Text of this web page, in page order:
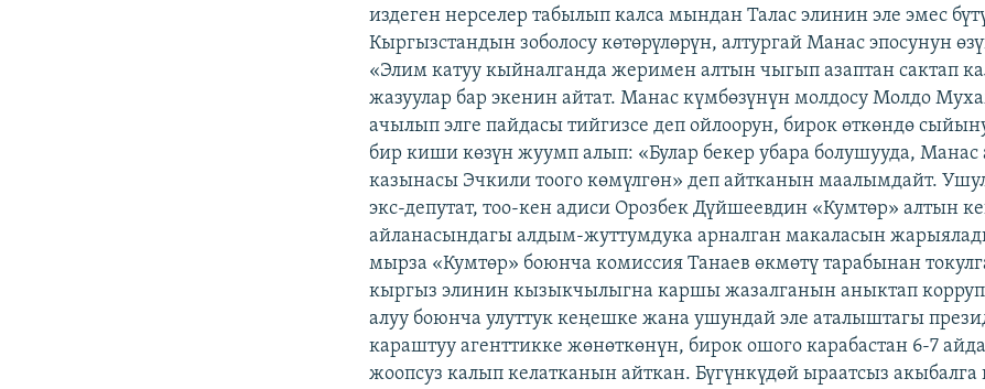
издеген нерселер табылып калса мындан Талас элинин эле эмес
Кыргызстандын зоболосу көтөрүлөрүн, алтургай Манас эпосунун
«Элим катуу кыйналганда жеримен алтын чыгып азаптан сактап
жазуулар бар экенин айтат. Манас күмбөзүнүн молдосу Молдо
ачылып элге пайдасы тийгизсе деп ойлоорун, бирок өткөндө
бир киши көзүн жуумп алып: «Булар бекер убара болушууда, Манас
казынасы Эчкили тоого көмүлгөн» деп айтканын маалымдайт.
экс-депутат, тоо-кен адиси Орозбек Дүйшеевдин «Кумтөр» алтын
айланасындагы алдым-жуттумдука арналган макаласын
мырза «Кумтөр» боюнча комиссия Танаев өкмөтү тарабынан
кыргыз элинин кызыкчылыгна каршы жазалганын аныктап
алуу боюнча улуттук кеңешке жана ушундай эле аталыштагы
караштуу агенттикке жөнөткөнүн, бирок ошого карабастан 6-7
жоопсуз калып келатканын айткан. Бүгүнкүдөй ыраатсыз акыбалга